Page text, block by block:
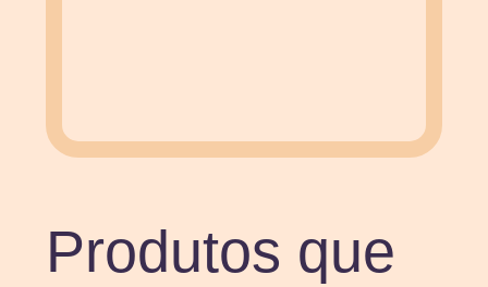
Produtos que